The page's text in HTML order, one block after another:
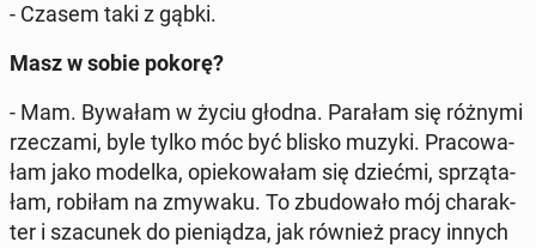
- Czasem taki z gąbki.
Masz w sobie pokorę?
- Mam. Bywałam w życiu głodna. Parałam się różnymi
rze­cza­mi, byle tylko móc być blisko muzyki. Pra­co­wa­
łam jako modelka, opie­ko­wa­łam się dziećmi, sprzą­ta­
łam, robiłam na zmywaku. To zbu­do­wa­ło mój cha­rak­
ter i sza­cu­nek do pie­nią­dza, jak również pracy innych